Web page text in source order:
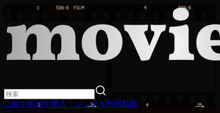
上映中配信中購入・レンタル無料動画